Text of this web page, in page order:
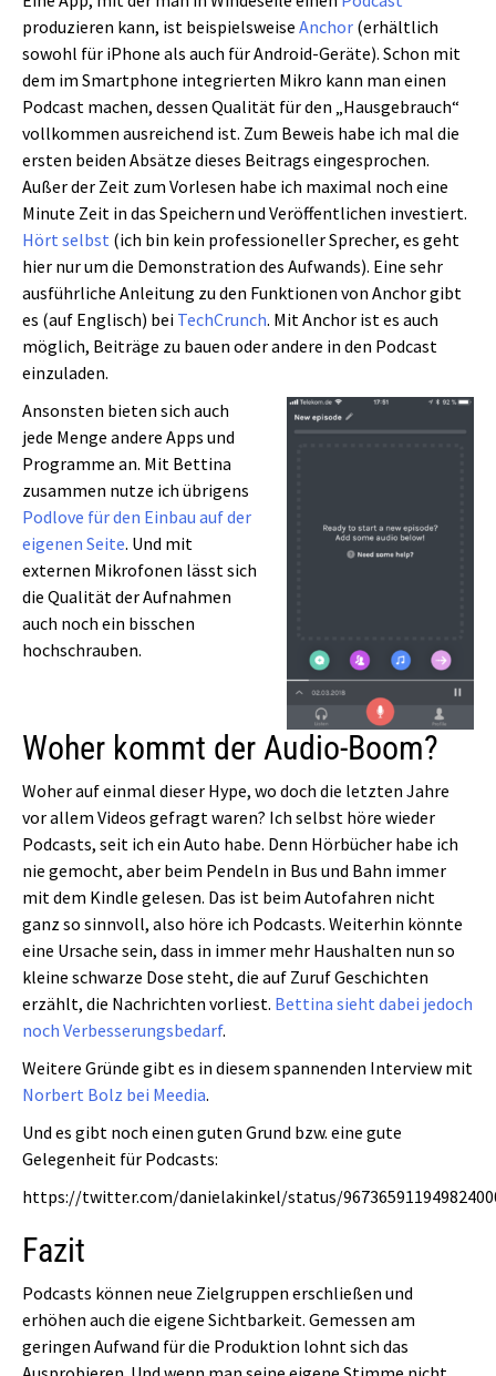
produzieren kann, ist beispielsweise Anchor (erhältlich
sowohl für iPhone als auch für Android-Geräte). Schon mit
dem im Smartphone integrierten Mikro kann man einen
Podcast machen, dessen Qualität für den „Hausgebrauch“
vollkommen ausreichend ist. Zum Beweis habe ich mal die
ersten beiden Absätze dieses Beitrags eingesprochen.
Außer der Zeit zum Vorlesen habe ich maximal noch eine
Minute Zeit in das Speichern und Veröffentlichen investiert.
Hört selbst (ich bin kein professioneller Sprecher, es geht
hier nur um die Demonstration des Aufwands). Eine sehr
ausführliche Anleitung zu den Funktionen von Anchor gibt
es (auf Englisch) bei TechCrunch. Mit Anchor ist es auch
möglich, Beiträge zu bauen oder andere in den Podcast
einzuladen.
Ansonsten bieten sich auch
jede Menge andere Apps und
Programme an. Mit Bettina
zusammen nutze ich übrigens
Podlove für den Einbau auf der
eigenen Seite. Und mit
externen Mikrofonen lässt sich
die Qualität der Aufnahmen
auch noch ein bisschen
hochschrauben.
Woher kommt der Audio-Boom?
Woher auf einmal dieser Hype, wo doch die letzten Jahre
vor allem Videos gefragt waren? Ich selbst höre wieder
Podcasts, seit ich ein Auto habe. Denn Hörbücher habe ich
nie gemocht, aber beim Pendeln in Bus und Bahn immer
mit dem Kindle gelesen. Das ist beim Autofahren nicht
ganz so sinnvoll, also höre ich Podcasts. Weiterhin könnte
eine Ursache sein, dass in immer mehr Haushalten nun so
kleine schwarze Dose steht, die auf Zuruf Geschichten
erzählt, die Nachrichten vorliest. Bettina sieht dabei jedoch
noch Verbesserungsbedarf.
Weitere Gründe gibt es in diesem spannenden Interview mit
Norbert Bolz bei Meedia.
Und es gibt noch einen guten Grund bzw. eine gute
Gelegenheit für Podcasts:
https://twitter.com/danielakinkel/status/
Fazit
Podcasts können neue Zielgruppen erschließen und
erhöhen auch die eigene Sichtbarkeit. Gemessen am
geringen Aufwand für die Produktion lohnt sich das